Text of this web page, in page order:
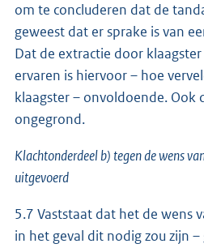
om te concluderen dat de
geweest dat er sprake is van
Dat de extractie door
ervaren is hiervoor – hoe
klaagster – onvoldoende. Ook
ongegrond.
Klachtonderdeel b) tegen de wens
uitgevoerd
5.7 Vaststaat dat het de wens
in het geval dit nodig zou zijn –